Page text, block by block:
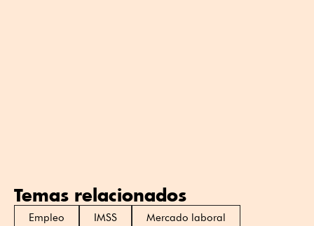
Temas relacionados
Empleo IMSS
Mercado laboral